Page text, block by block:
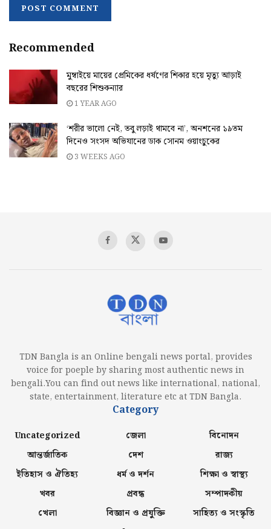
Recommended
মুম্বাইয়ে মায়ের প্রেমিকের ধর্ষণের শিকার হয়ে মৃত্যু আড়াই
বছরের শিশুকন্যার
1 YEAR AGO
‘শরীর ভালো নেই, তবু লড়াই থামবে না’, অনশনের ১৯তম
দিনেও সংসদ অভিযানের ডাক সোনম ওয়াংচুকের
3 WEEKS AGO
TDN Bangla is an Online bengali news portal, provides
voice for poeple by sharing most authentic news in
bengali.You can find out news like international, national,
state, entertainment, literature etc at TDN Bangla.
Category
Uncategorized
আন্তর্জাতিক
ইতিহাস ও ঐতিহ্য
খবর
খেলা
জেলা
দেশ
ধর্ম ও দর্শন
প্রবন্ধ
বিজ্ঞান ও প্রযুক্তি
বিনোদন
রাজ্য
শিক্ষা ও স্বাস্থ্য
সম্পাদকীয়
সাহিত্য ও সংস্কৃতি